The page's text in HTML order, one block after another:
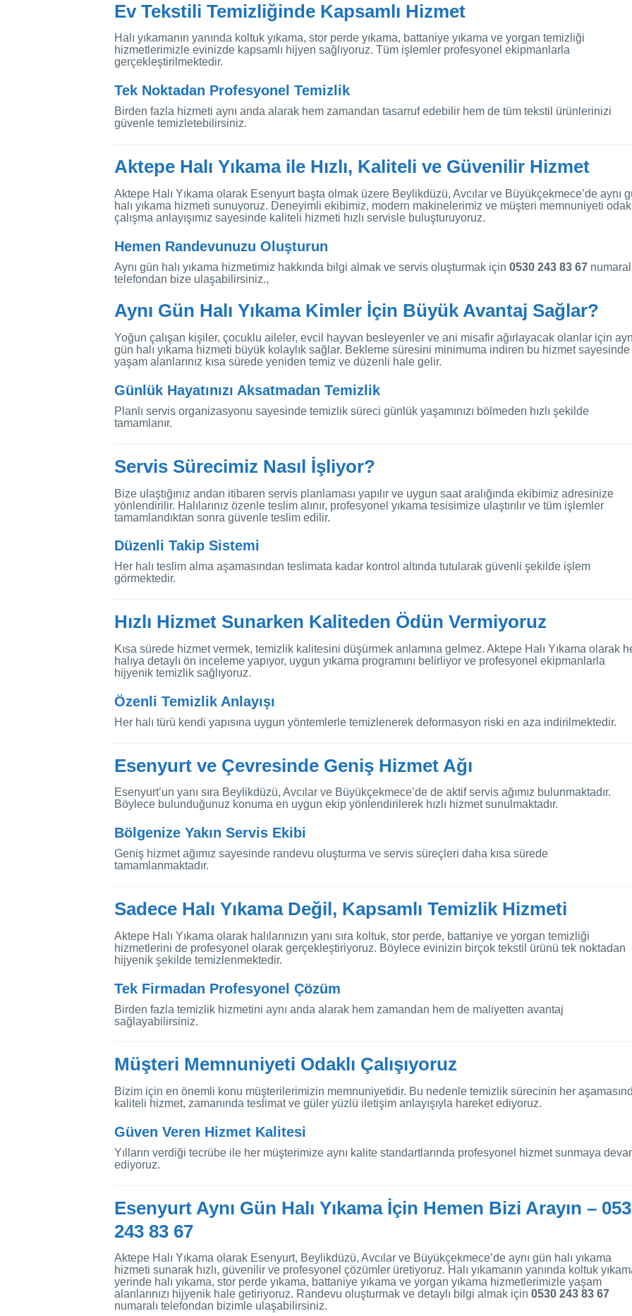
Ev Tekstili Temizliğinde Kapsamlı Hizmet
Halı yıkamanın yanında koltuk yıkama, stor perde yıkama, battaniye yıkama ve yorgan temizliği
hizmetlerimizle evinizde kapsamlı hijyen sağlıyoruz. Tüm işlemler profesyonel ekipmanlarla
gerçekleştirilmektedir.
Tek Noktadan Profesyonel Temizlik
Birden fazla hizmeti aynı anda alarak hem zamandan tasarruf edebilir hem de tüm tekstil ürünlerinizi
güvenle temizletebilirsiniz.
Aktepe Halı Yıkama ile Hızlı, Kaliteli ve Güvenilir Hizmet
Aktepe Halı Yıkama olarak Esenyurt başta olmak üzere Beylikdüzü, Avcılar ve Büyükçekmece’de aynı
halı yıkama hizmeti sunuyoruz. Deneyimli ekibimiz, modern makinelerimiz ve müşteri memnuniyeti
çalışma anlayışımız sayesinde kaliteli hizmeti hızlı servisle buluşturuyoruz.
Hemen Randevunuzu Oluşturun
Aynı gün halı yıkama hizmetimiz hakkında bilgi almak ve servis oluşturmak için 0530 243 83 67
telefondan bize ulaşabilirsiniz.,
Aynı Gün Halı Yıkama Kimler İçin Büyük Avantaj Sağlar?
Yoğun çalışan kişiler, çocuklu aileler, evcil hayvan besleyenler ve ani misafir ağırlayacak olanlar için
gün halı yıkama hizmeti büyük kolaylık sağlar. Bekleme süresini minimuma indiren bu hizmet sayesinde
yaşam alanlarınız kısa sürede yeniden temiz ve düzenli hale gelir.
Günlük Hayatınızı Aksatmadan Temizlik
Planlı servis organizasyonu sayesinde temizlik süreci günlük yaşamınızı bölmeden hızlı şekilde
tamamlanır.
Servis Sürecimiz Nasıl İşliyor?
Bize ulaştığınız andan itibaren servis planlaması yapılır ve uygun saat aralığında ekibimiz adresinize
yönlendirilir. Halılarınız özenle teslim alınır, profesyonel yıkama tesisimize ulaştırılır ve tüm işlemler
tamamlandıktan sonra güvenle teslim edilir.
Düzenli Takip Sistemi
Her halı teslim alma aşamasından teslimata kadar kontrol altında tutularak güvenli şekilde işlem
görmektedir.
Hızlı Hizmet Sunarken Kaliteden Ödün Vermiyoruz
Kısa sürede hizmet vermek, temizlik kalitesini düşürmek anlamına gelmez. Aktepe Halı Yıkama olarak
halıya detaylı ön inceleme yapıyor, uygun yıkama programını belirliyor ve profesyonel ekipmanlarla
hijyenik temizlik sağlıyoruz.
Özenli Temizlik Anlayışı
Her halı türü kendi yapısına uygun yöntemlerle temizlenerek deformasyon riski en aza indirilmektedir.
Esenyurt ve Çevresinde Geniş Hizmet Ağı
Esenyurt’un yanı sıra Beylikdüzü, Avcılar ve Büyükçekmece’de de aktif servis ağımız bulunmaktadır.
Böylece bulunduğunuz konuma en uygun ekip yönlendirilerek hızlı hizmet sunulmaktadır.
Bölgenize Yakın Servis Ekibi
Geniş hizmet ağımız sayesinde randevu oluşturma ve servis süreçleri daha kısa sürede
tamamlanmaktadır.
Sadece Halı Yıkama Değil, Kapsamlı Temizlik Hizmeti
Aktepe Halı Yıkama olarak halılarınızın yanı sıra koltuk, stor perde, battaniye ve yorgan temizliği
hizmetlerini de profesyonel olarak gerçekleştiriyoruz. Böylece evinizin birçok tekstil ürünü tek noktadan
hijyenik şekilde temizlenmektedir.
Tek Firmadan Profesyonel Çözüm
Birden fazla temizlik hizmetini aynı anda alarak hem zamandan hem de maliyetten avantaj
sağlayabilirsiniz.
Müşteri Memnuniyeti Odaklı Çalışıyoruz
Bizim için en önemli konu müşterilerimizin memnuniyetidir. Bu nedenle temizlik sürecinin her
kaliteli hizmet, zamanında teslimat ve güler yüzlü iletişim anlayışıyla hareket ediyoruz.
Güven Veren Hizmet Kalitesi
Yılların verdiği tecrübe ile her müşterimize aynı kalite standartlarında profesyonel hizmet sunmaya
ediyoruz.
Esenyurt Aynı Gün Halı Yıkama İçin Hemen Bizi Arayın –
243 83 67
Aktepe Halı Yıkama olarak Esenyurt, Beylikdüzü, Avcılar ve Büyükçekmece’de aynı gün halı yıkama
hizmeti sunarak hızlı, güvenilir ve profesyonel çözümler üretiyoruz. Halı yıkamanın yanında koltuk
yerinde halı yıkama, stor perde yıkama, battaniye yıkama ve yorgan yıkama hizmetlerimizle yaşam
alanlarınızı hijyenik hale getiriyoruz. Randevu oluşturmak ve detaylı bilgi almak için 0530 243 83 67
numaralı telefondan bizimle ulaşabilirsiniz.